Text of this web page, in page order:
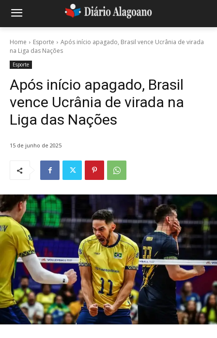
Home Esporte
Após início apagado, Brasil vence Ucrânia de virada
na Liga das Nações
Esporte
Após início apagado, Brasil
vence Ucrânia de virada na
Liga das Nações
15 de junho de 2025